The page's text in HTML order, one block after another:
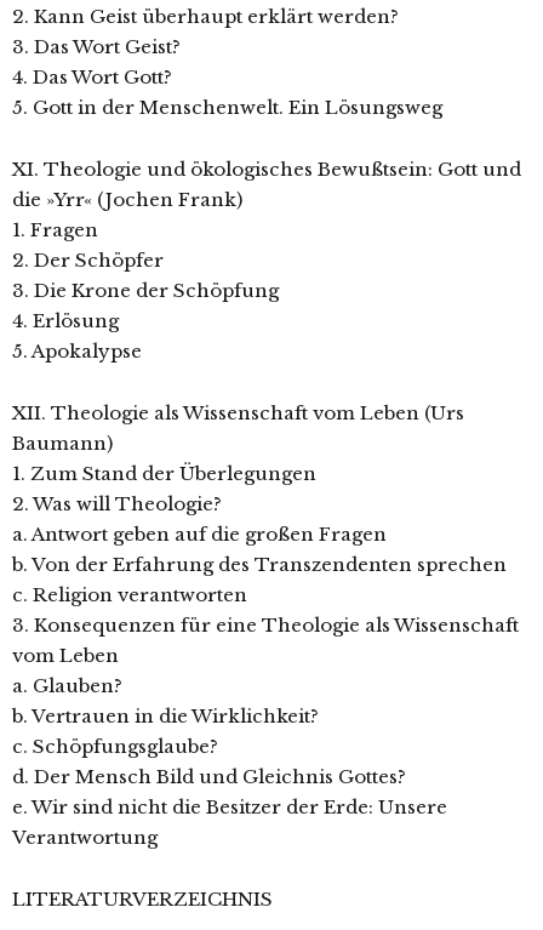
2. Kann Geist überhaupt erklärt werden?
3. Das Wort Geist?
4. Das Wort Gott?
5. Gott in der Menschenwelt. Ein Lösungsweg
XI. Theologie und ökologisches Bewußtsein: Gott und
die »Yrr« (Jochen Frank)
1. Fragen
2. Der Schöpfer
3. Die Krone der Schöpfung
4. Erlösung
5. Apokalypse
XII. Theologie als Wissenschaft vom Leben (Urs
Baumann)
1. Zum Stand der Überlegungen
2. Was will Theologie?
a. Antwort geben auf die großen Fragen
b. Von der Erfahrung des Transzendenten sprechen
c. Religion verantworten
3. Konsequenzen für eine Theologie als Wissenschaft
vom Leben
a. Glauben?
b. Vertrauen in die Wirklichkeit?
c. Schöpfungsglaube?
d. Der Mensch Bild und Gleichnis Gottes?
e. Wir sind nicht die Besitzer der Erde: Unsere
Verantwortung
LITERATURVERZEICHNIS